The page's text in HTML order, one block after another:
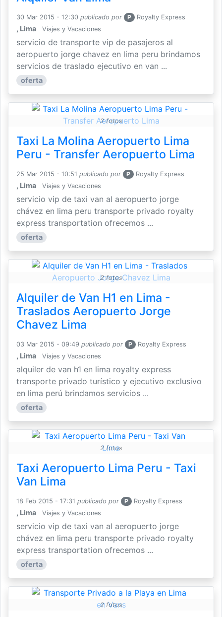
30 Mar 2015 - 12:30 publicado por P Royalty Express
, Lima Viajes y Vacaciones
servicio de transporte vip de pasajeros al
aeropuerto jorge chavez en lima peru brindamos
servicios de traslado ejecutivo en van ...
oferta
2 fotos
Taxi La Molina Aeropuerto Lima
Peru - Transfer Aeropuerto Lima
25 Mar 2015 - 10:51 publicado por P Royalty Express
, Lima Viajes y Vacaciones
servicio vip de taxi van al aeropuerto jorge
chávez en lima peru transporte privado royalty
express transportation ofrecemos ...
oferta
2 fotos
Alquiler de Van H1 en Lima -
Traslados Aeropuerto Jorge
Chavez Lima
03 Mar 2015 - 09:49 publicado por P Royalty Express
, Lima Viajes y Vacaciones
alquiler de van h1 en lima royalty express
transporte privado turístico y ejecutivo exclusivo
en lima perú brindamos servicios ...
oferta
2 fotos
Taxi Aeropuerto Lima Peru - Taxi
Van Lima
18 Feb 2015 - 17:31 publicado por P Royalty Express
, Lima Viajes y Vacaciones
servicio vip de taxi van al aeropuerto jorge
chávez en lima peru transporte privado royalty
express transportation ofrecemos ...
oferta
2 fotos